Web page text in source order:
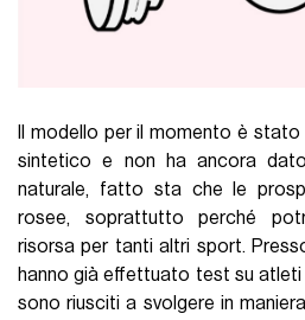
Il modello per il momento è
sintetico e non ha ancora
naturale, fatto sta che le
rosee, soprattutto perché
risorsa per tanti altri sport.
hanno già effettuato test su atleti
sono riusciti a svolgere in